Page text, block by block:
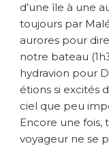
d’une île à une
toujours par
aurores pour
notre bateau
hydravion pour
étions si excités
ciel que peu
Encore une fois,
voyageur ne se